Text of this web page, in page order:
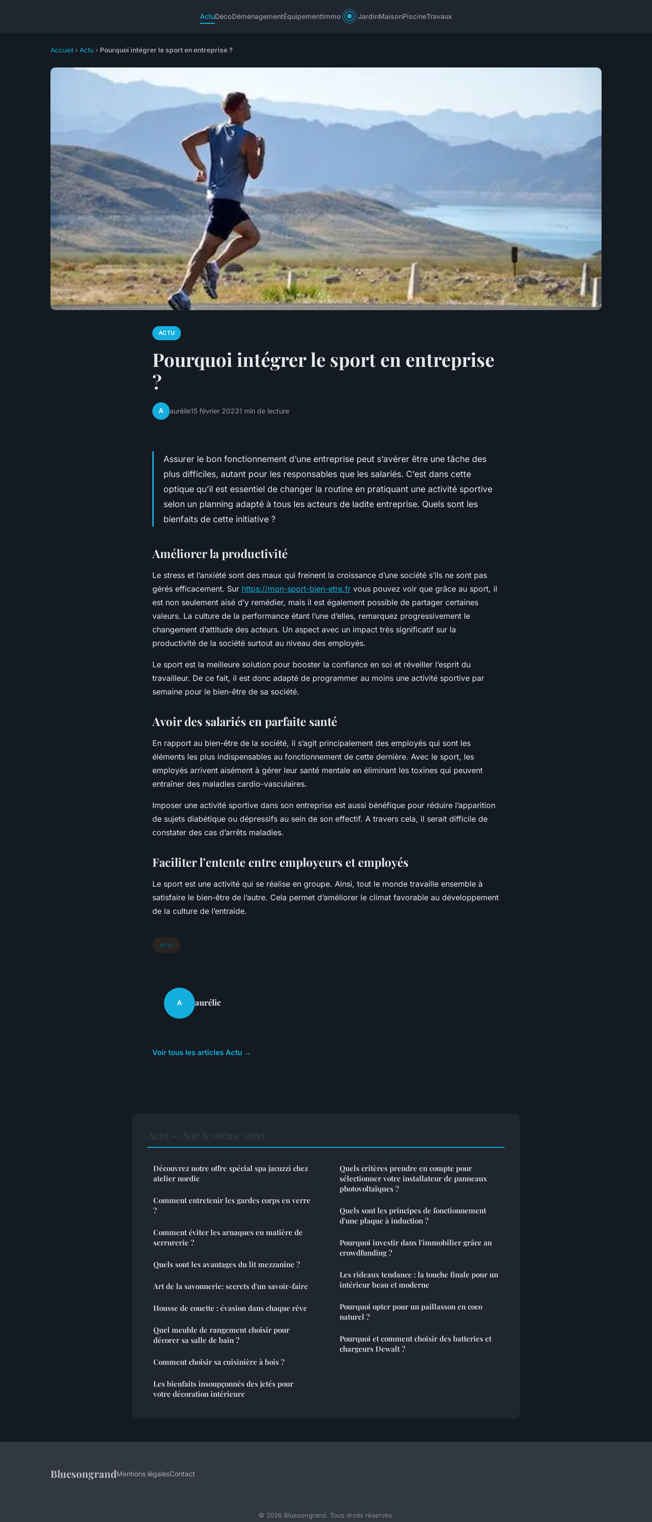
ActuDécoDéménagementÉquipementImmo JardinMaisonPiscineTravaux
Accueil › Actu › Pourquoi intégrer le sport en entreprise ?
ACTU
Pourquoi intégrer le sport en entreprise
?
A aurélie15 février 20231 min de lecture
Assurer le bon fonctionnement d’une entreprise peut s’avérer être une tâche des
plus difficiles, autant pour les responsables que les salariés. C’est dans cette
optique qu’il est essentiel de changer la routine en pratiquant une activité sportive
selon un planning adapté à tous les acteurs de ladite entreprise. Quels sont les
bienfaits de cette initiative ?
Améliorer la productivité
Le stress et l’anxiété sont des maux qui freinent la croissance d’une société s’ils ne sont pas
gérés efficacement. Sur https://mon-sport-bien-etre.fr vous pouvez voir que grâce au sport, il
est non seulement aisé d’y remédier, mais il est également possible de partager certaines
valeurs. La culture de la performance étant l’une d’elles, remarquez progressivement le
changement d’attitude des acteurs. Un aspect avec un impact très significatif sur la
productivité de la société surtout au niveau des employés.
Le sport est la meilleure solution pour booster la confiance en soi et réveiller l’esprit du
travailleur. De ce fait, il est donc adapté de programmer au moins une activité sportive par
semaine pour le bien-être de sa société.
Avoir des salariés en parfaite santé
En rapport au bien-être de la société, il s’agit principalement des employés qui sont les
éléments les plus indispensables au fonctionnement de cette dernière. Avec le sport, les
employés arrivent aisément à gérer leur santé mentale en éliminant les toxines qui peuvent
entraîner des maladies cardio-vasculaires.
Imposer une activité sportive dans son entreprise est aussi bénéfique pour réduire l’apparition
de sujets diabétique ou dépressifs au sein de son effectif. A travers cela, il serait difficile de
constater des cas d’arrêts maladies.
Faciliter l’entente entre employeurs et employés
Le sport est une activité qui se réalise en groupe. Ainsi, tout le monde travaille ensemble à
satisfaire le bien-être de l’autre. Cela permet d’améliorer le climat favorable au développement
de la culture de l’entraide.
Actu
A aurélie
Voir tous les articles Actu →
Découvrez notre offre spécial spa jacuzzi chez
atelier nordic
Comment entretenir les gardes corps en verre
?
Comment éviter les arnaques en matière de
serrurerie ?
Quels sont les avantages du lit mezzanine ?
Art de la savonnerie: secrets d'un savoir-faire
Housse de couette : évasion dans chaque rêve
Quel meuble de rangement choisir pour
décorer sa salle de bain ?
Comment choisir sa cuisinière à bois ?
Les bienfaits insoupçonnés des jetés pour
votre décoration intérieure
Quels critères prendre en compte pour
sélectionner votre installateur de panneaux
photovoltaïques ?
Quels sont les principes de fonctionnement
d'une plaque à induction ?
Pourquoi investir dans l'immobilier grâce au
crowdfunding ?
Les rideaux tendance : la touche finale pour un
intérieur beau et moderne
Pourquoi opter pour un paillasson en coco
naturel ?
Pourquoi et comment choisir des batteries et
chargeurs Dewalt ?
BluesongrandMentions légalesContact
© 2026 Bluesongrand. Tous droits réservés.